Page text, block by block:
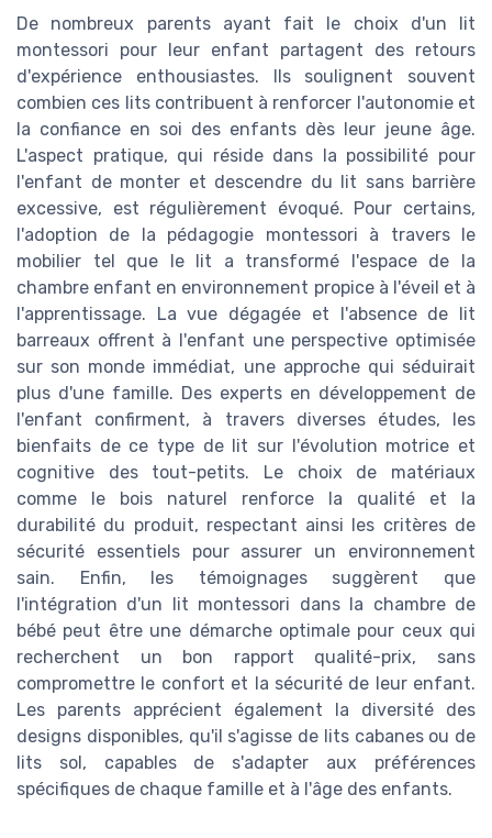
De nombreux parents ayant fait le choix d'un lit
montessori pour leur enfant partagent des retours
d'expérience enthousiastes. Ils soulignent souvent
combien ces lits contribuent à renforcer l'autonomie et
la confiance en soi des enfants dès leur jeune âge.
L'aspect pratique, qui réside dans la possibilité pour
l'enfant de monter et descendre du lit sans barrière
excessive, est régulièrement évoqué. Pour certains,
l'adoption de la pédagogie montessori à travers le
mobilier tel que le lit a transformé l'espace de la
chambre enfant en environnement propice à l'éveil et à
l'apprentissage. La vue dégagée et l'absence de lit
barreaux offrent à l'enfant une perspective optimisée
sur son monde immédiat, une approche qui séduirait
plus d'une famille. Des experts en développement de
l'enfant confirment, à travers diverses études, les
bienfaits de ce type de lit sur l'évolution motrice et
cognitive des tout-petits. Le choix de matériaux
comme le bois naturel renforce la qualité et la
durabilité du produit, respectant ainsi les critères de
sécurité essentiels pour assurer un environnement
sain. Enfin, les témoignages suggèrent que
l'intégration d'un lit montessori dans la chambre de
bébé peut être une démarche optimale pour ceux qui
recherchent un bon rapport qualité-prix, sans
compromettre le confort et la sécurité de leur enfant.
Les parents apprécient également la diversité des
designs disponibles, qu'il s'agisse de lits cabanes ou de
lits sol, capables de s'adapter aux préférences
spécifiques de chaque famille et à l'âge des enfants.